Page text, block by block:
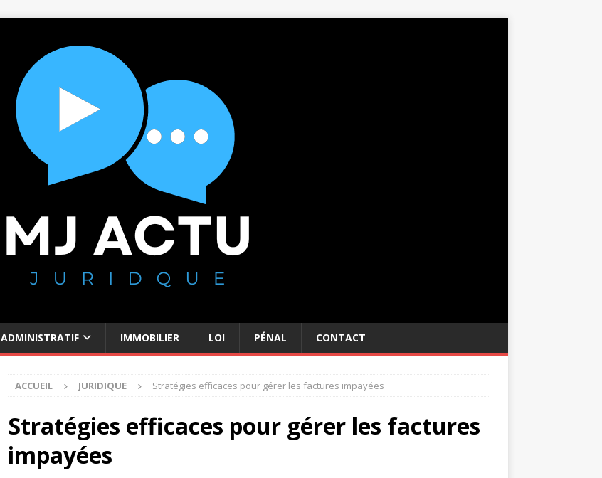
ADMINISTRATIF IMMOBILIER LOI PÉNAL CONTACT
ACCUEIL JURIDIQUE Stratégies efficaces pour gérer les factures impayées
Stratégies efficaces pour gérer les factures
impayées